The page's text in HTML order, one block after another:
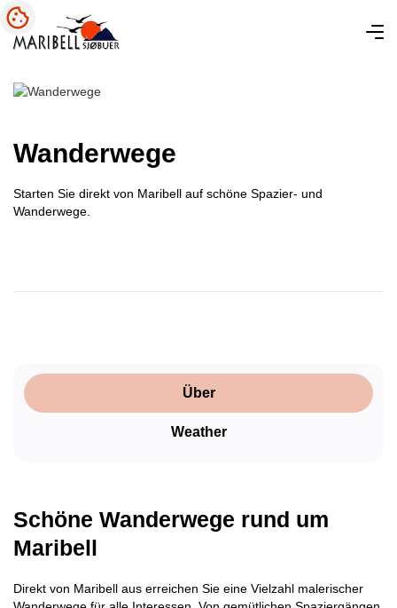
Wanderwege
Starten Sie direkt von Maribell auf schöne Spazier- und
Wanderwege.
Über
Weather
Schöne Wanderwege rund um
Maribell
Direkt von Maribell aus erreichen Sie eine Vielzahl malerischer